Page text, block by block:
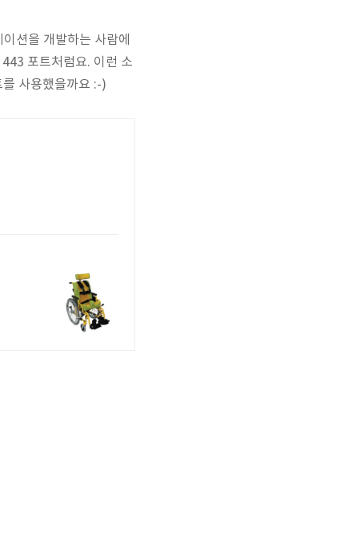
션을 개발하는 사람에
포트처럼요. 이런 소
사용했을까요 :-)